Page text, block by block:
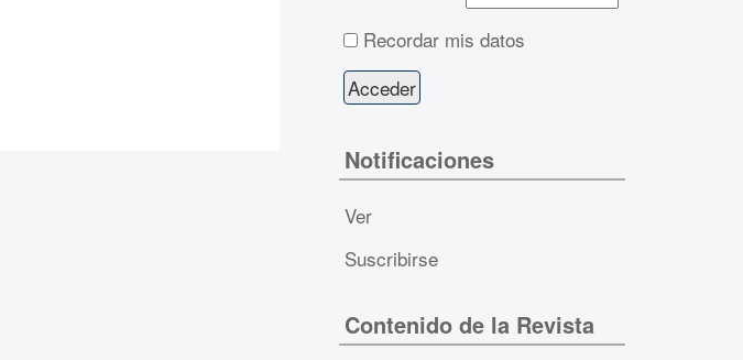
Recordar mis datos
Notificaciones
Ver
Suscribirse
Contenido de la Revista